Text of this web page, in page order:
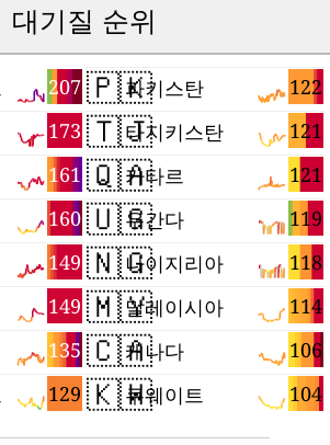
대기질 순위
207
173
161
160
149
149
135
129
🇵🇰 122
파키스탄
🇹🇯 121
타지키스탄
🇶🇦 121
카타르
🇺🇬 119
우간다
🇳🇬 118
나이지리아
🇲🇾 114
말레이시아
🇨🇦 106
캐나다
🇰🇼 104
쿠웨이트